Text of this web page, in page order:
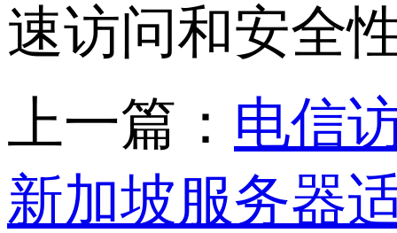
速访问和安全
上一篇： 电信
新加坡服务器